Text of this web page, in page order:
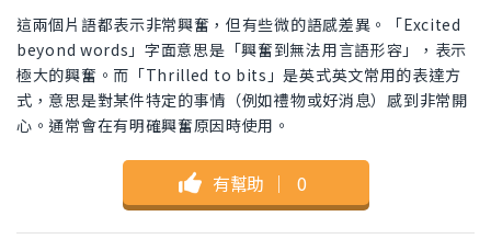
這兩個片語都表示非常興奮，但有些微的語感差異。「Excited
beyond words」字面意思是「興奮到無法用言語形容」，表示
極大的興奮。而「Thrilled to bits」是英式英文常用的表達方
式，意思是對某件特定的事情（例如禮物或好消息）感到非常開
心。通常會在有明確興奮原因時使用。
有幫助 ｜ 0